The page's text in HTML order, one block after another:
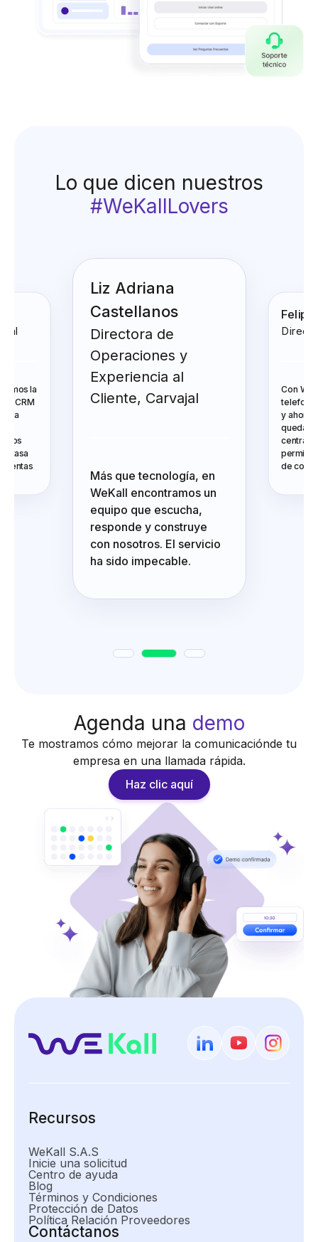
Lo que dicen nuestros
#WeKallLovers
Liz Adriana
Directora de
Operaciones y
Experiencia al
Cliente, Carvajal
Más que tecnología, en
WeKall encontramos un
equipo que escucha,
con nosotros. El servicio
Felipe Betancourt
Con WeKall integramos la
telefonía a HubSpot CRM
centralizada. Esto nos
permitió mejorar la tasa
de conversión de ventas.
Agenda una demo
Te mostramos cómo mejorar la comunicaciónde tu
empresa en una llamada rápida.
Haz clic aquí
Recursos
WeKall S.A.S
Inicie una solicitud
Centro de ayuda
Blog
Términos y Condiciones
Protección de Datos
Política Relación Proveedores
Contáctanos